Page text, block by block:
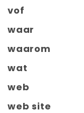
vof
waar
waarom
wat
web
web site